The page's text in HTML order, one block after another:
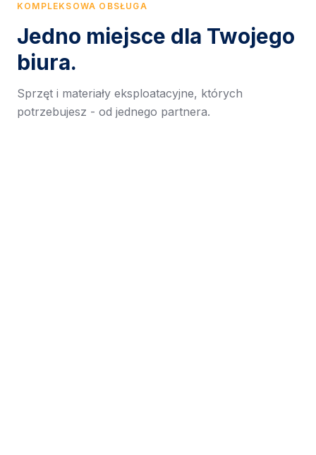
KOMPLEKSOWA OBSŁUGA
Jedno miejsce dla Twojego
biura.
Sprzęt i materiały eksploatacyjne, których
potrzebujesz - od jednego partnera.